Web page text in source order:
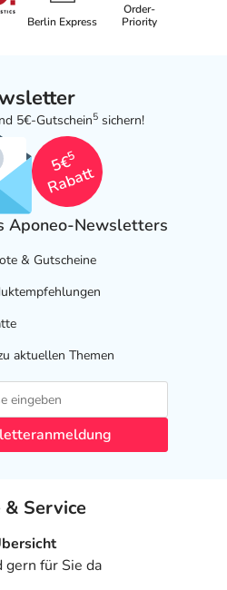
Berlin Express
Order-
Priority
5€-Gutschein5 sichern!
5€
5
Rabatt
Aponeo-Newsletters
& Gutscheine
aktuellen Themen
& Service
für Sie da